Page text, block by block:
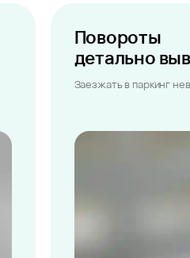
Повороты
детально
Заезжать в паркинг